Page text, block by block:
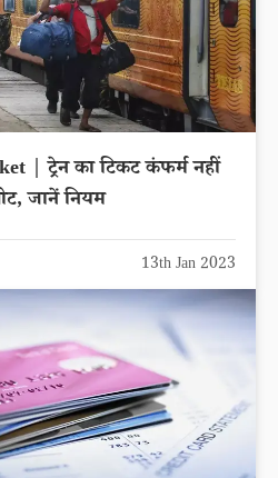
| ट्रेन का टिकट कंफर्म नहीं
जानें नियम
13th Jan 2023